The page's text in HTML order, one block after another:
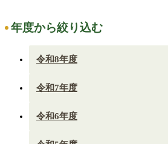
年度から絞り込む
令和8年度
令和7年度
令和6年度